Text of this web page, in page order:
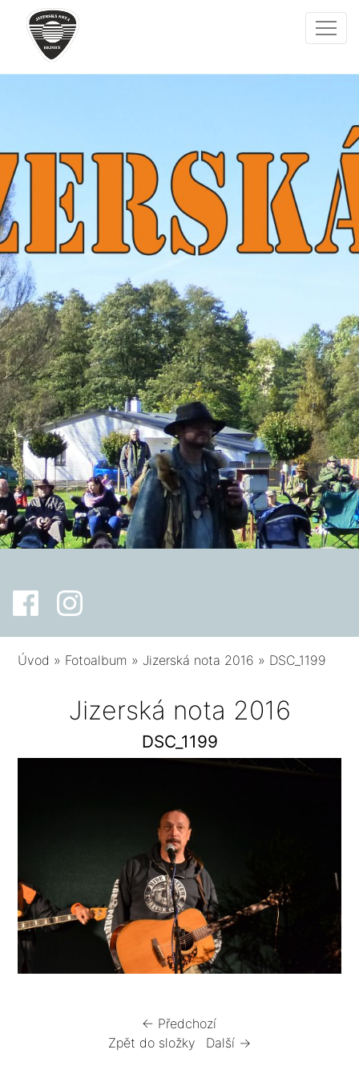
Úvod » Fotoalbum » Jizerská nota 2016 » DSC_1199
Jizerská nota 2016
DSC_1199
← Předchozí
Zpět do složky
Další →